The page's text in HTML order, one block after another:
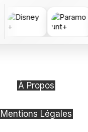
À Propos
Mentions Légales